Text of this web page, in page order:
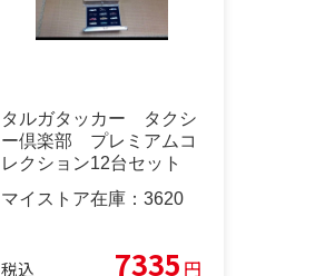
タルガタッカー タクシ
ー倶楽部 プレミアムコ
レクション12台セット
マイストア在庫： 3620
税込 7335 円